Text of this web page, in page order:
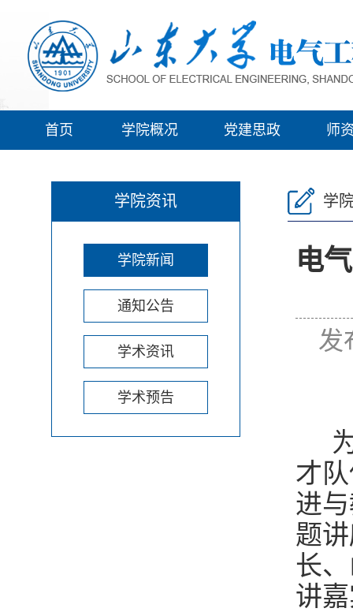
首页 学院概况 党建思政 师
学院资讯
学院新闻
通知公告
学术资讯
学术预告
学
电
发
才
进
题
长
讲